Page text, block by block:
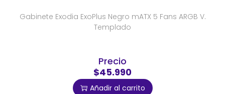
Gabinete Exodia ExoPlus Negro mATX 5 Fans ARGB V.
Templado
Precio
$45.990
Añadir al carrito